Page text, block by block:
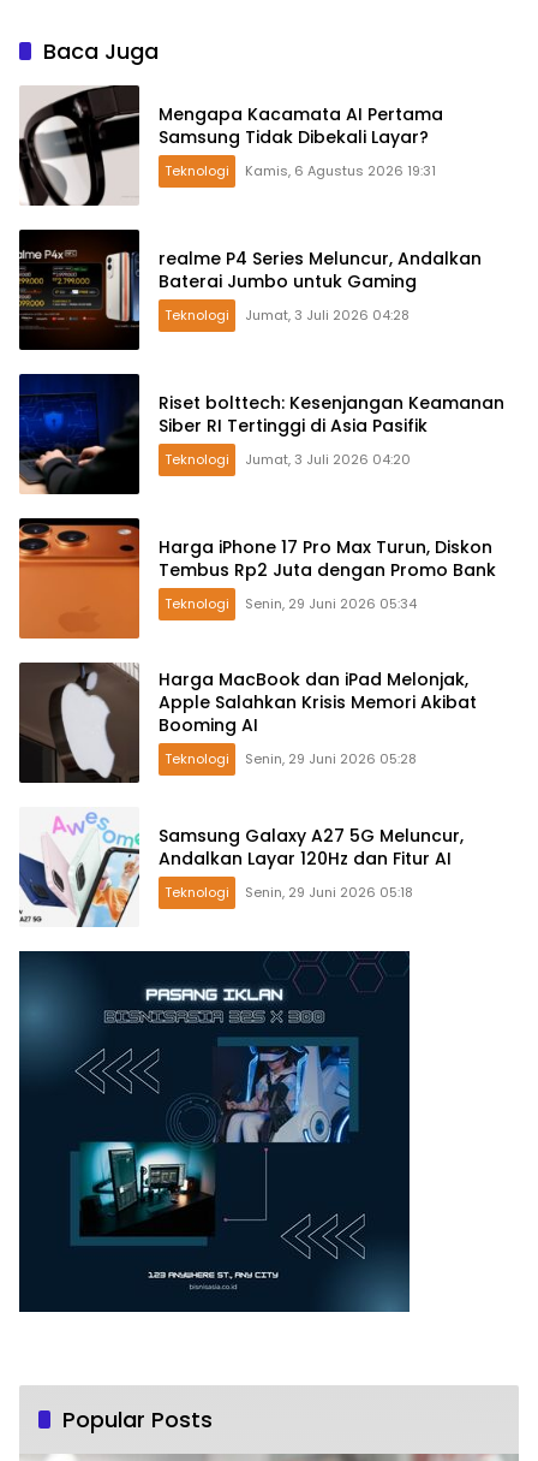
Baca Juga
Mengapa Kacamata AI Pertama
Samsung Tidak Dibekali Layar?
Teknologi Kamis, 6 Agustus 2026 19:31
realme P4 Series Meluncur, Andalkan
Baterai Jumbo untuk Gaming
Teknologi Jumat, 3 Juli 2026 04:28
Riset bolttech: Kesenjangan Keamanan
Siber RI Tertinggi di Asia Pasifik
Teknologi Jumat, 3 Juli 2026 04:20
Harga iPhone 17 Pro Max Turun, Diskon
Tembus Rp2 Juta dengan Promo Bank
Teknologi Senin, 29 Juni 2026 05:34
Harga MacBook dan iPad Melonjak,
Apple Salahkan Krisis Memori Akibat
Booming AI
Teknologi Senin, 29 Juni 2026 05:28
Samsung Galaxy A27 5G Meluncur,
Andalkan Layar 120Hz dan Fitur AI
Teknologi Senin, 29 Juni 2026 05:18
Popular Posts